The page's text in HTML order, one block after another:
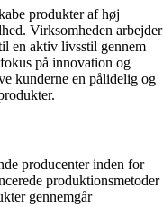
produkter af høj
Virksomheden arbejder
en aktiv livsstil gennem
på innovation og
kunderne en pålidelig og
producenter inden for
produktionsmetoder
gennemgår